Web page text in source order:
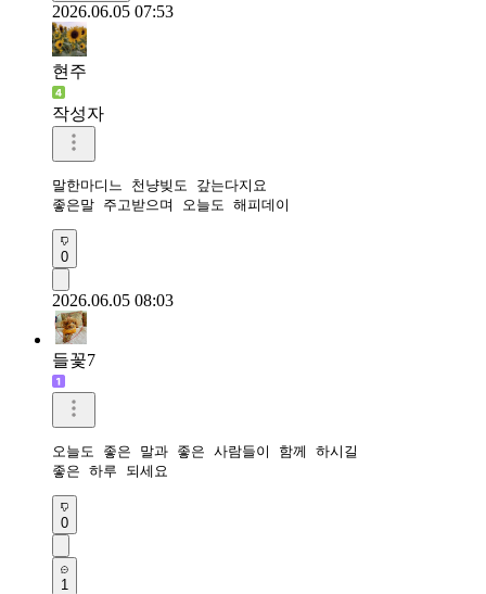
2026.06.05 07:53
현주
작성자
말한마디느 천냥빚도 갚는다지요
0
2026.06.05 08:03
들꽃7
오늘도 좋은 말과 좋은 사람들이 함께 하시길
좋은 하루 되세요
0
1